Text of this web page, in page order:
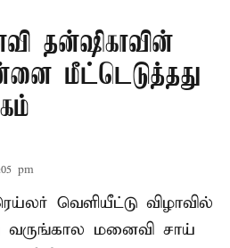
தன்ஷிகாவின்
மீட்டெடுத்தது
pm
வெளியீட்டு விழாவில்
வருங்கால மனைவி சாய்